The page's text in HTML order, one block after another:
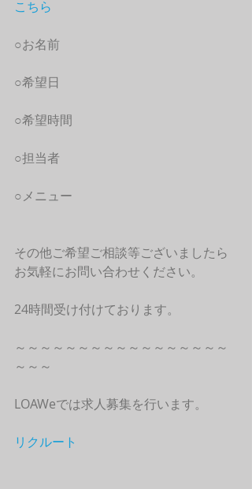
こちら
○お名前
○希望日
○希望時間
○担当者
○メニュー
その他ご希望ご相談等ございましたら
お気軽にお問い合わせください。
24時間受け付けております。
～～～～～～～～～～～～～～～～～
～～～
LOAWeでは求人募集を行います。
リクルート